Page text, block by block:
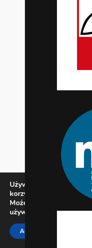
Używamy ciasteczek,
korzystania z naszej
Możesz dowiedzieć się
używamy, lub wyłączyć
ACCEPT